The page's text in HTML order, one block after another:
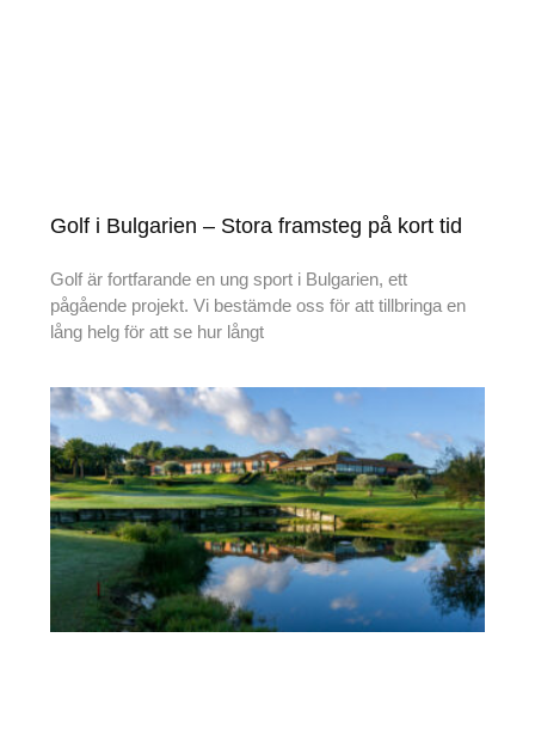
Golf i Bulgarien – Stora framsteg på kort tid
Golf är fortfarande en ung sport i Bulgarien, ett
pågående projekt. Vi bestämde oss för att tillbringa en
lång helg för att se hur långt